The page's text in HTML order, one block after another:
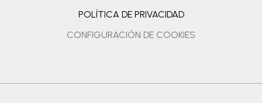
POLÍTICA DE PRIVACIDAD
CONFIGURACIÓN DE COOKIES